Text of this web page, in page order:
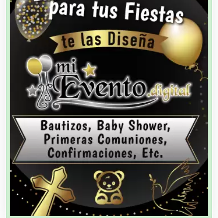
Agencias de Modelos
Agencias de Publicidad
Agencias de Viajes
Agricultores
Agricultura y Ganadería
Agua Purificada